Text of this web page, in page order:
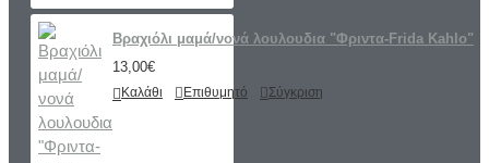
Βραχιόλι μαμά/νονά λουλουδια "Φριντα-Frida Kahlo"
13,00€
Καλάθι Επιθυμητό Σύγκριση